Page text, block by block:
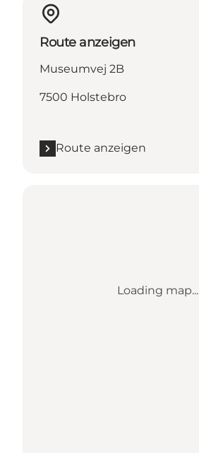
Route anzeigen
Museumvej 2B
7500 Holstebro
Route anzeigen
Loading map...